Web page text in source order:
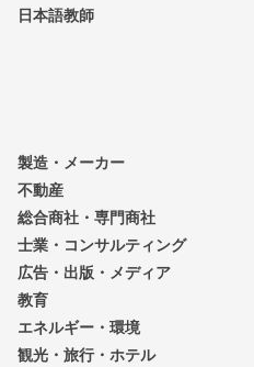
日本語教師
製造・メーカー
不動産
総合商社・専門商社
士業・コンサルティング
広告・出版・メディア
教育
エネルギー・環境
観光・旅行・ホテル